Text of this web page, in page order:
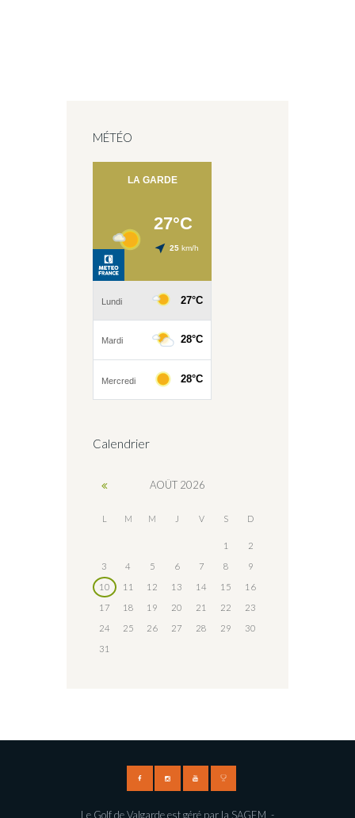
MÉTÉO
Calendrier
AOÛT 2026
L M M J V S D
1
2
3
4 5 6 7 8
9
10
11 12 13 14 15
16
17
18 19 20 21 22
23
24
25 26 27 28 29
30
31
Le Golf de Valgarde est géré par la SAGEM -